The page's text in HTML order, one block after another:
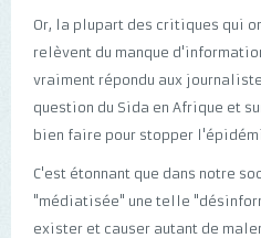
Or, la plupart des critiques qui
relèvent du manque
vraiment répondu aux
question du Sida en Afrique et
bien faire pour stopper
C'est étonnant que dans notre
"médiatisée" une telle
exister et causer autant de